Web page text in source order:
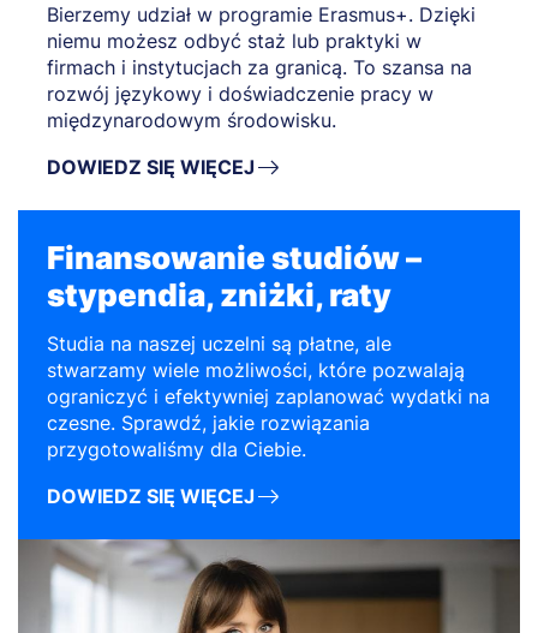
Bierzemy udział w programie Erasmus+. Dzięki
niemu możesz odbyć staż lub praktyki w
firmach i instytucjach za granicą. To szansa na
rozwój językowy i doświadczenie pracy w
międzynarodowym środowisku.
DOWIEDZ SIĘ WIĘCEJ
Finansowanie studiów –
stypendia, zniżki, raty
Studia na naszej uczelni są płatne, ale
stwarzamy wiele możliwości, które pozwalają
ograniczyć i efektywniej zaplanować wydatki na
czesne. Sprawdź, jakie rozwiązania
przygotowaliśmy dla Ciebie.
DOWIEDZ SIĘ WIĘCEJ